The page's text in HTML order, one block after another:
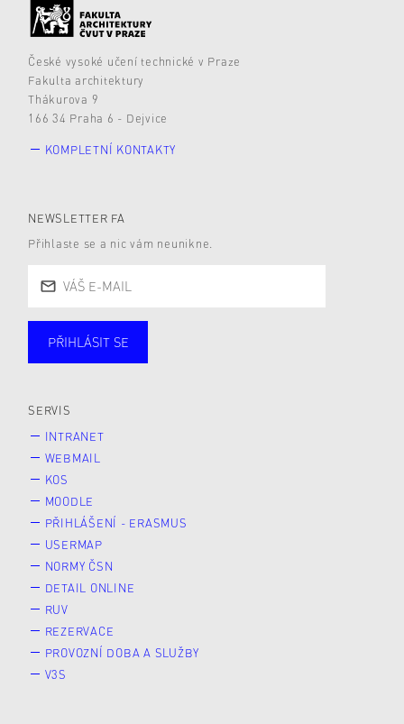
České vysoké učení technické v Praze
Fakulta architektury
Thákurova 9
166 34 Praha 6 - Dejvice
KOMPLETNÍ KONTAKTY
NEWSLETTER FA
Přihlaste se a nic vám neunikne.
Studující
PŘIHLÁSIT SE
SERVIS
INTRANET
WEBMAIL
KOS
MOODLE
PŘIHLÁŠENÍ - ERASMUS
USERMAP
NORMY ČSN
DETAIL ONLINE
RUV
REZERVACE
PROVOZNÍ DOBA A SLUŽBY
V3S